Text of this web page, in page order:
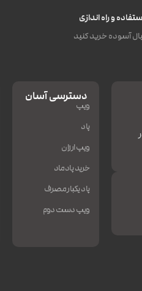
و راه اندازی
آسوده خرید کنید
دسترسی آسان
ویپ
پاد
ویپ ارزان
خرید پادماد
پاد یکبار مصرف
ویپ دست دوم